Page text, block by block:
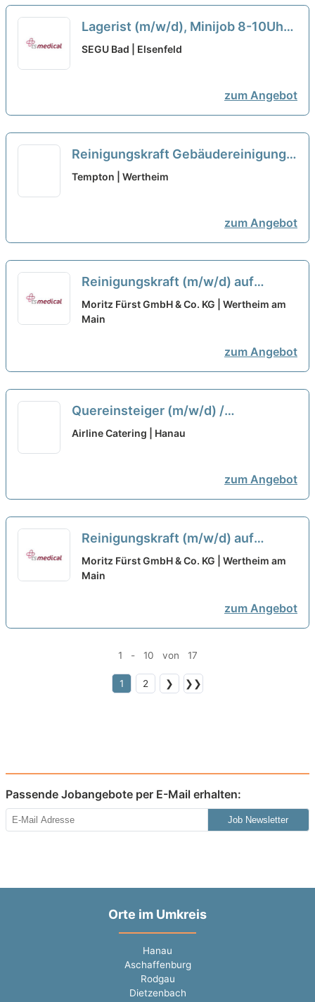
Lagerist (m/w/d), Minijob 8-10Uhr
neu
SEGU Bad | Elsenfeld
zum Angebot
Reinigungskraft Gebäudereinigung
und Geländepflege (m/w/d) - Teilzeit
Tempton | Wertheim
zum Angebot
Reinigungskraft (m/w/d) auf
Minijob-Basis oder in Teilzeit, bis
zu 3,25 Std. / Tag
Moritz Fürst GmbH & Co. KG | Wertheim am
Main
zum Angebot
Quereinsteiger (m/w/d) /
Pädagogische Fachkraft (m/w/d)
Airline Catering | Hanau
zum Angebot
Reinigungskraft (m/w/d) auf
Minijob-Basis oder in Teilzeit, bis
zu 5 Std. / Tag
Moritz Fürst GmbH & Co. KG | Wertheim am
Main
zum Angebot
1 - 10 von 17
1 2 ❯ ❯❯
Passende Jobangebote per E-Mail erhalten:
Job Newsletter
Orte im Umkreis
Hanau
Aschaffenburg
Rodgau
Dietzenbach